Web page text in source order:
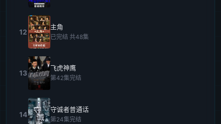
12
主角
已完结 共48集
13
飞虎神鹰
第42集完结
14
守诚者普通话
第24集完结